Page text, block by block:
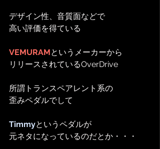
デザイン性、音質面などで
高い評価を得ている
VEMURAMというメーカーから
リリースされているOverDrive
所謂トランスペアレント系の
歪みペダルでして
Timmyというペダルが
元ネタになっているのだとか・・・